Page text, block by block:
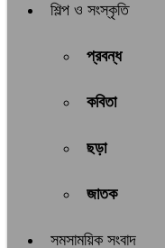
শিল্প ও সংস্কৃতি
প্রবন্ধ
কবিতা
ছড়া
জাতক
সমসাময়িক সংবাদ